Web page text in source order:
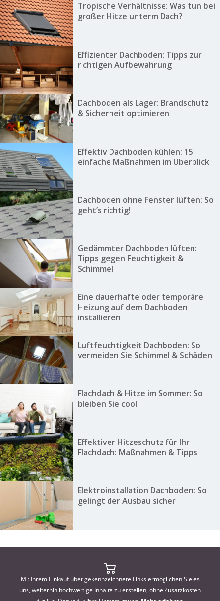
Tropische Verhältnisse: Was tun bei
großer Hitze unterm Dach?
Effizienter Dachboden: Tipps zur
richtigen Aufbewahrung
Dachboden als Lager: Brandschutz
& Sicherheit optimieren
Effektiv Dachboden kühlen: 15
einfache Maßnahmen im Überblick
Dachboden ohne Fenster lüften: So
geht’s richtig!
Gedämmter Dachboden lüften:
Tipps gegen Feuchtigkeit &
Schimmel
Eine dauerhafte oder temporäre
Heizung auf dem Dachboden
installieren
Luftfeuchtigkeit Dachboden: So
vermeiden Sie Schimmel & Schäden
Flachdach & Hitze im Sommer: So
bleiben Sie cool!
Effektiver Hitzeschutz für Ihr
Flachdach: Maßnahmen & Tipps
Elektroinstallation Dachboden: So
gelingt der Ausbau sicher
Mit Ihrem Einkauf über gekennzeichnete Links ermöglichen Sie es
uns, weiterhin hochwertige Inhalte zu erstellen, ohne Zusatzkosten